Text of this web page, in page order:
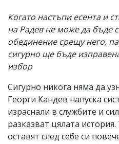
за
вас
коментар,
моля
сигнализирайте
ни!
Когато настъпи есента и
на Радев не може да бъде
обединение срещу него,
сигурно ще бъде
избор
Сигурно никога няма да
Георги Кандев напуска
израснали в службите и
разказват цялата
оставят след себе си